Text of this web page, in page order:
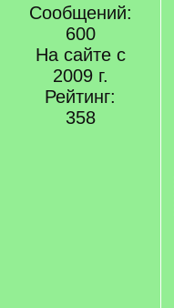
Сообщений:
600
На сайте с
2009 г.
Рейтинг:
358